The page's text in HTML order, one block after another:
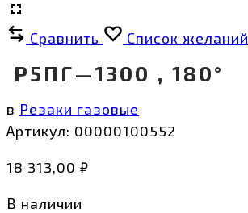
Сравнить Список желаний
Р5ПГ—1300 , 180°
в Резаки газовые
Артикул: 00000100552
18 313,00 ₽
В наличии